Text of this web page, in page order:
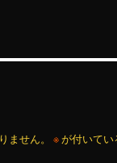
ません。 ※が付いてい